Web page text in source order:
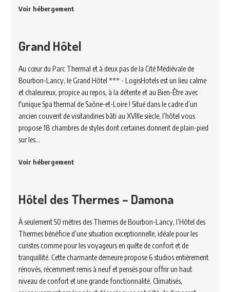
Voir hébergement
Grand Hôtel
Au cœur du Parc Thermal et à deux pas de la Cité Médiévale de
Bourbon-Lancy, le Grand Hôtel *** - LogisHotels est un lieu calme
et chaleureux, propice au repos, à la détente et au Bien-Être avec
l'unique Spa thermal de Saône-et-Loire ! Situé dans le cadre d’un
ancien couvent de visitandines bâti au XVIIIe siècle, l’hôtel vous
propose 18 chambres de styles dont certaines donnent de plain-pied
sur les…
Voir hébergement
Hôtel des Thermes – Damona
À seulement 50 mètres des Thermes de Bourbon-Lancy, l’Hôtel des
Thermes bénéficie d’une situation exceptionnelle, idéale pour les
curistes comme pour les voyageurs en quête de confort et de
tranquillité. Cette charmante demeure propose 6 studios entièrement
rénovés, récemment remis à neuf et pensés pour offrir un haut
niveau de confort et une grande fonctionnalité. Climatisés,